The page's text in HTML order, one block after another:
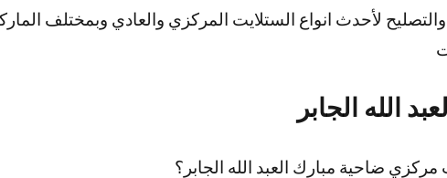
لأحدث انواع الستلايت المركزي والعادي وبمختلف
الله الجابر
ضاحية مبارك العبد الله الجابر؟